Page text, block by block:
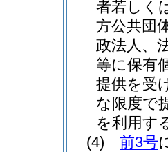
者若しく
方公共団
政法人、
等に保有
提供を受
な限度で
を利用す
(4)
前3号